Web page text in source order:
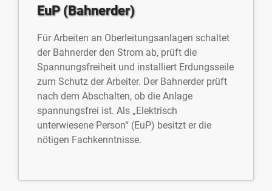
EuP (Bahnerder)
Für Arbeiten an Oberleitungsanlagen schaltet
der Bahnerder den Strom ab, prüft die
Spannungsfreiheit und installiert Erdungsseile
zum Schutz der Arbeiter. Der Bahnerder prüft
nach dem Abschalten, ob die Anlage
spannungsfrei ist. Als „Elektrisch
unterwiesene Person“ (EuP) besitzt er die
nötigen Fachkenntnisse.